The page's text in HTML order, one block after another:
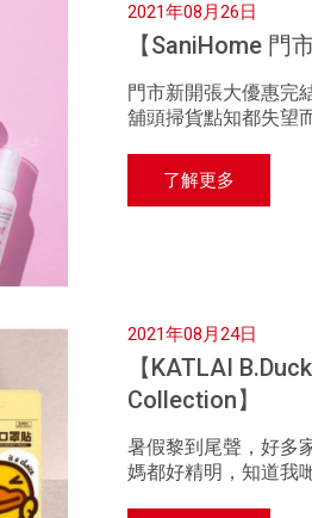
2021年08月26日
【SaniHome 門
門市新開張大優惠完
舖頭掃貨點知都失望
了解更多
2021年08月24日
【KATLAI
Collection】
暑假黎到尾聲，好多
媽都好精明，知道我